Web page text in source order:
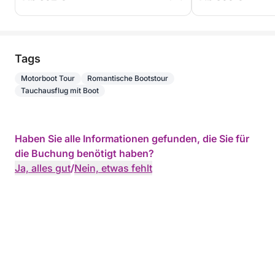
Tags
Motorboot Tour
Romantische Bootstour
Tauchausflug mit Boot
Haben Sie alle Informationen gefunden, die Sie für
die Buchung benötigt haben?
Ja, alles gut/Nein, etwas fehlt